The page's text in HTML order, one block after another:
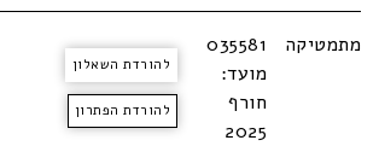
מתמטיקה
035581
מועד:
חורף
2025
להורדת השאלון
להורדת הפתרון